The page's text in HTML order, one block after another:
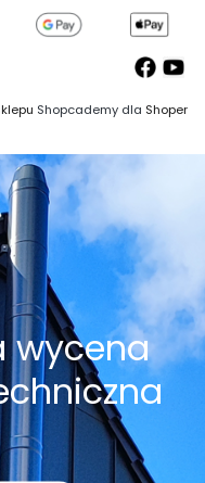
Shopcademy dla Shoper
wycena